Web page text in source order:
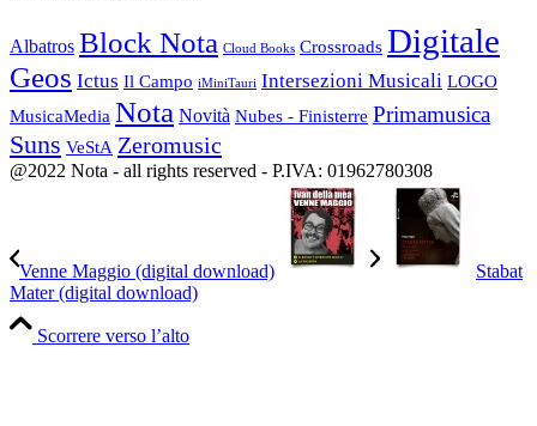
Albatros Block Nota Cloud Books Crossroads Digitale
Geos Ictus Il Campo iMiniTauri Intersezioni Musicali LOGO
MusicaMedia Nota Novità Nubes - Finisterre Primamusica
Suns VeStA Zeromusic
@2022 Nota - all rights reserved - P.IVA: 01962780308
Venne Maggio (digital download)
Stabat
Mater (digital download)
Scorrere verso l’alto